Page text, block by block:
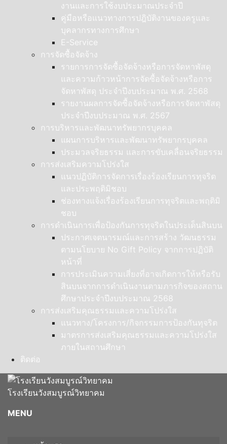
งานและการใช้งบประมาณประจำปี
คู่มือหรือแนวทางการปฎิบัติงานของครูและ
บุคลากรทางการศึกษา
E-Service
การจัดซื้อจัดจ้าง
รายการการจัดซื้อจัดจ้างหรือการจัดหาพัสดุ
และความก้าวหน้าการจัดซื้อจัดจ้างหรือการ
จัดหาพัสดุ ประจำปีงบประมาณ พ.ศ. 2568
รายงานผลการจัดซื้อจัดจ้างหรือการจัดหาพัสดุ
ประจำปีงบประมาณ พ.ศ. 2567
การบริหารและพัฒนาทรัพยากรบุคคล
แผนการบริหารและพัฒนาทรัพยากรบุคคล
ประมวลจริยธรรม และการขับเคลื่อนจริยธรรม
การส่งเสริมความโปร่งใส
แนวปฏิบัติการจัดการเรื่องร้องเรียนการทุจริต
และประพฤติมิชอบ
ช่องทางแจ้งเรื่องร้องเรียนการทุจริตและพฤติมิ
ชอบ
การดำเนินการเพื่อป้องกันการทุจริตในประเด็นสินบน
ประกาศเจตนารมณ์และการสร้าง วัฒนธรรม
ตามนโยบาย No Gift Policy จากการปฏิบัติ
หน้าที่
การประเมินความเสี่ยงที่อาจเกิดการให้หรือรับ
สินบนจากการดำเนินงานตามภารกิจของสถาน
ศึกษาประจำปีงบประมาณ 2568
การส่งเสริมคุณธรรมและความโปร่งใส
แนวทาง/โครงการ/กิจกรรมการป้องกันทุจริต
มาตรการส่งเสริมคุณธรรมและความโปร่งใส
ภายในสถานศึกษา
ติดต่อ
โรงเรียนวังสมบูรณ์วิทยาคม
MENU